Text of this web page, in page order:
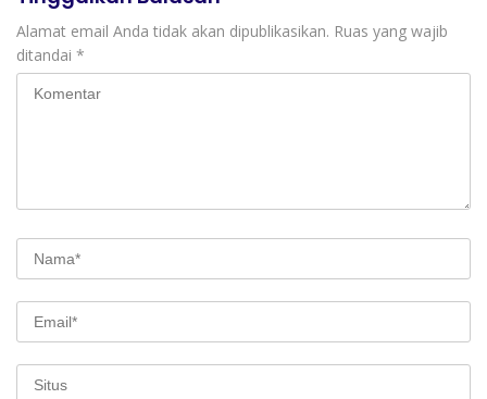
Alamat email Anda tidak akan dipublikasikan. Ruas yang wajib
ditandai *